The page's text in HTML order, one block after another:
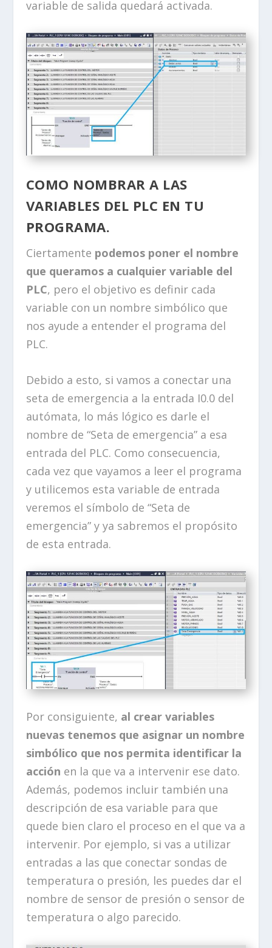
variable de salida quedará activada.
COMO NOMBRAR A LAS
VARIABLES DEL PLC EN TU
PROGRAMA.
Ciertamente podemos poner el nombre
que queramos a cualquier variable del
PLC, pero el objetivo es definir cada
variable con un nombre simbólico que
nos ayude a entender el programa del
PLC.
Debido a esto, si vamos a conectar una
seta de emergencia a la entrada I0.0 del
autómata, lo más lógico es darle el
nombre de “Seta de emergencia” a esa
entrada del PLC. Como consecuencia,
cada vez que vayamos a leer el programa
y utilicemos esta variable de entrada
veremos el símbolo de “Seta de
emergencia” y ya sabremos el propósito
de esta entrada.
Por consiguiente, al crear variables
nuevas tenemos que asignar un nombre
simbólico que nos permita identificar la
acción en la que va a intervenir ese dato.
Además, podemos incluir también una
descripción de esa variable para que
quede bien claro el proceso en el que va a
intervenir. Por ejemplo, si vas a utilizar
entradas a las que conectar sondas de
temperatura o presión, les puedes dar el
nombre de sensor de presión o sensor de
temperatura o algo parecido.